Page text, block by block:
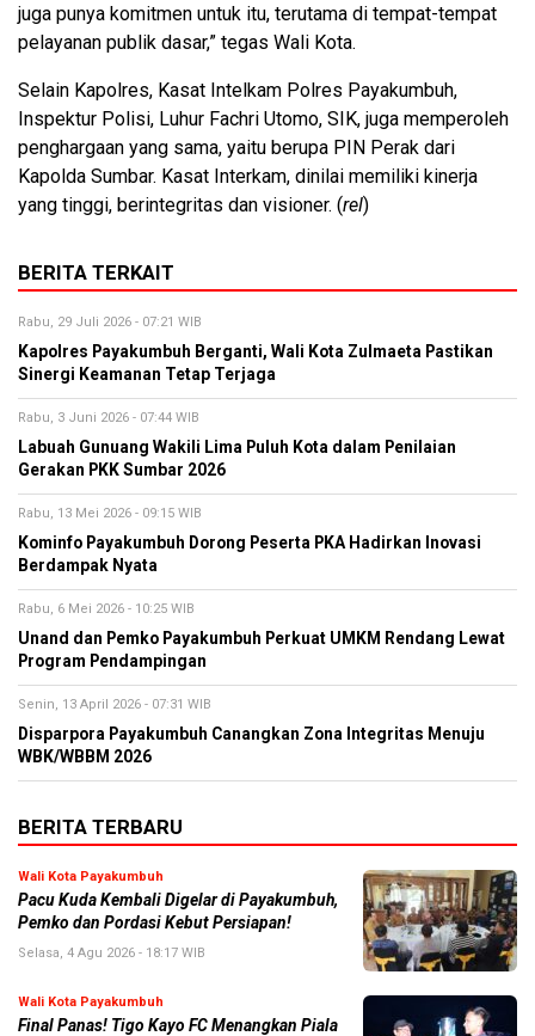
juga punya komitmen untuk itu, terutama di tempat-tempat
pelayanan publik dasar,” tegas Wali Kota.
Selain Kapolres, Kasat Intelkam Polres Payakumbuh,
Inspektur Polisi, Luhur Fachri Utomo, SIK, juga memperoleh
penghargaan yang sama, yaitu berupa PIN Perak dari
Kapolda Sumbar. Kasat Interkam, dinilai memiliki kinerja
yang tinggi, berintegritas dan visioner. (rel)
BERITA TERKAIT
Rabu, 29 Juli 2026 - 07:21 WIB
Kapolres Payakumbuh Berganti, Wali Kota Zulmaeta Pastikan
Sinergi Keamanan Tetap Terjaga
Rabu, 3 Juni 2026 - 07:44 WIB
Labuah Gunuang Wakili Lima Puluh Kota dalam Penilaian
Gerakan PKK Sumbar 2026
Rabu, 13 Mei 2026 - 09:15 WIB
Kominfo Payakumbuh Dorong Peserta PKA Hadirkan Inovasi
Berdampak Nyata
Rabu, 6 Mei 2026 - 10:25 WIB
Unand dan Pemko Payakumbuh Perkuat UMKM Rendang Lewat
Program Pendampingan
Senin, 13 April 2026 - 07:31 WIB
Disparpora Payakumbuh Canangkan Zona Integritas Menuju
WBK/WBBM 2026
BERITA TERBARU
Wali Kota Payakumbuh
Pacu Kuda Kembali Digelar di Payakumbuh,
Pemko dan Pordasi Kebut Persiapan!
Selasa, 4 Agu 2026 - 18:17 WIB
Wali Kota Payakumbuh
Final Panas! Tigo Kayo FC Menangkan Piala